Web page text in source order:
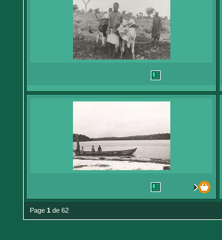
Page 1 de 62